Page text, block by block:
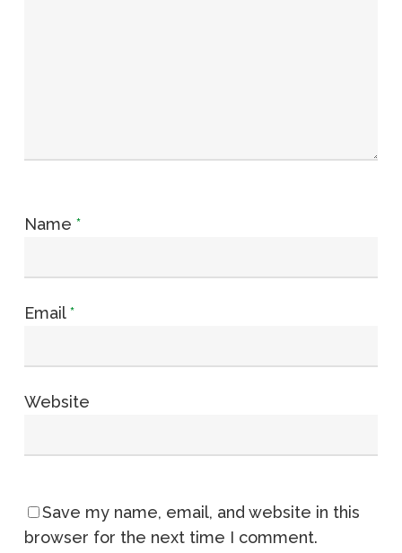
Name *
Email*
Website
Save my name, email, and website in this
browser for the next time I comment.